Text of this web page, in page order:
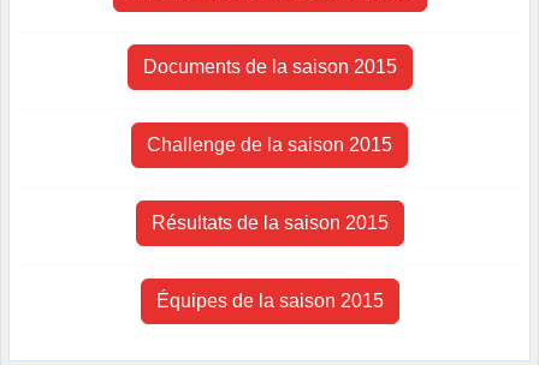
Documents de la saison 2015
Challenge de la saison 2015
Résultats de la saison 2015
Équipes de la saison 2015